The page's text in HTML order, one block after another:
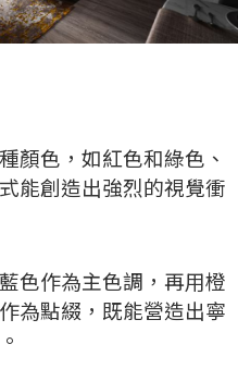
顏色，如紅色和綠色、
能創造出強烈的視覺衝
色作為主色調，再用橙
為點綴，既能營造出寧